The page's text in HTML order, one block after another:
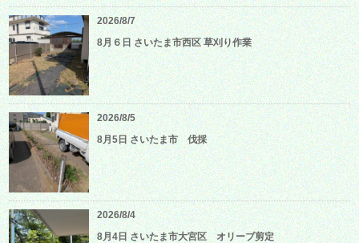
2026/8/7
8月６日 さいたま市西区 草刈り作業
2026/8/5
8月5日 さいたま市 伐採
2026/8/4
8月4日 さいたま市大宮区 オリーブ剪定